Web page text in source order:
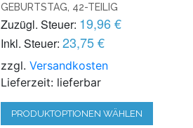
GEBURTSTAG, 42-TEILIG
Zuzügl. Steuer: 19,96 €
Inkl. Steuer: 23,75 €
zzgl.Versandkosten
Lieferzeit: lieferbar
PRODUKTOPTIONEN WÄHLEN